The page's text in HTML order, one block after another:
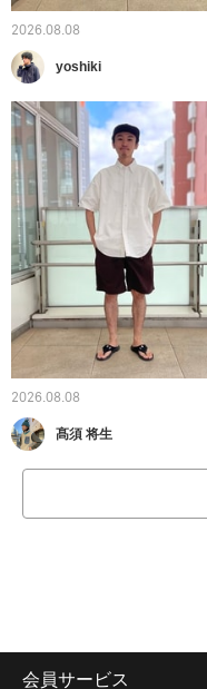
2026.08.08
yoshiki
2026.08.08
髙須 将生
会員サービス